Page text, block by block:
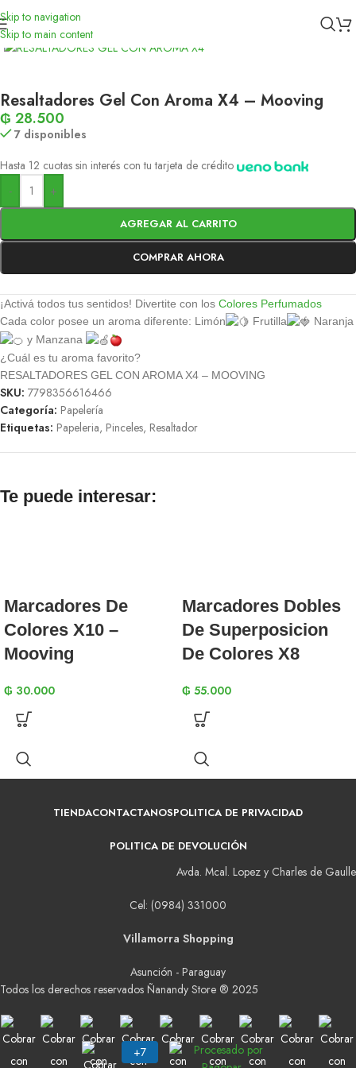
Skip to navigation
Skip to main content
Inicio Papelería
Resaltadores Gel Con Aroma X4 – Mooving
₲ 28.500
7 disponibles
Hasta 12 cuotas sin interés con tu tarjeta de crédito
-
+
AGREGAR AL CARRITO
COMPRAR AHORA
¡Activá todos tus sentidos! Divertite con los Colores Perfumados
Cada color posee un aroma diferente: Limón
Frutilla
Naranja
y Manzana
¿Cuál es tu aroma favorito?
RESALTADORES GEL CON AROMA X4 – MOOVING
SKU: 7798356616466
Categoría: Papelería
Etiquetas: Papeleria, Pinceles, Resaltador
Te puede interesar:
Marcadores De
Colores X10 –
Mooving
₲ 30.000
Marcadores Dobles
De Superposicion
De Colores X8
₲ 55.000
TIENDACONTACTANOSPOLITICA DE PRIVACIDAD
POLITICA DE DEVOLUCIÓN
Avda. Mcal. Lopez y Charles de Gaulle
Cel: (0984) 331000
Villamorra Shopping
Asunción - Paraguay
Todos los derechos reservados Ñanandy Store ® 2025